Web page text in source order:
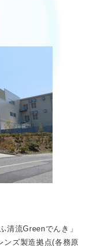
工場
清流Greenでんき」
ンズ製造拠点(各務原